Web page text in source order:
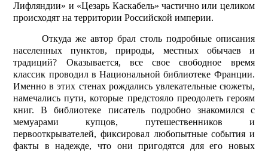
Лифляндии» и «Цезарь Каскабель» частично или целиком
происходят на территории Российской империи.
Откуда же автор брал столь подробные описания
населенных пунктов, природы, местных обычаев и
традиций? Оказывается, все свое свободное время
классик проводил в Национальной библиотеке Франции.
Именно в этих стенах рождались увлекательные сюжеты,
намечались пути, которые предстояло пре­одолеть героям
книг. В библиотеке писатель подробно знакомился с
мемуарами купцов, путешественников и
первооткрывателей, фиксировал любопытные события и
факты в надежде, что они пригодятся для его новых